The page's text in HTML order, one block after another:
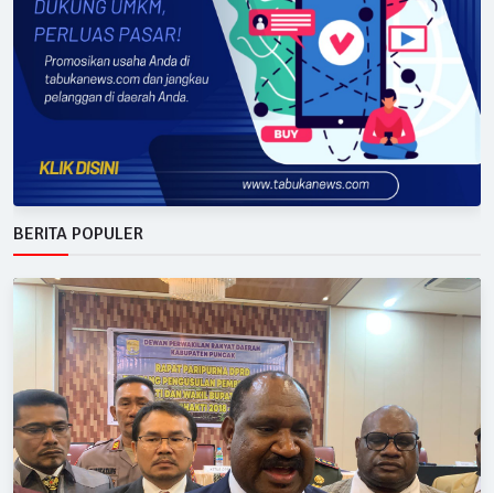
BERITA POPULER